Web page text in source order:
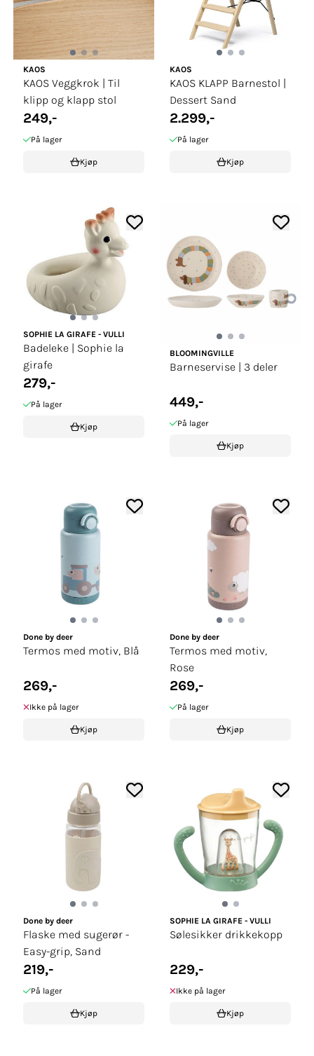
KAOS
KAOS Veggkrok | Til
klipp og klapp stol
249,-
På lager
Kjøp
KAOS
KAOS KLAPP Barnestol |
Dessert Sand
2.299,-
På lager
Kjøp
SOPHIE LA GIRAFE - VULLI
Badeleke | Sophie la
girafe
279,-
På lager
Kjøp
BLOOMINGVILLE
Barneservise | 3 deler
449,-
På lager
Kjøp
Done by deer
Termos med motiv, Blå
269,-
Ikke på lager
Kjøp
Done by deer
Termos med motiv,
Rose
269,-
På lager
Kjøp
Done by deer
Flaske med sugerør -
Easy-grip, Sand
219,-
På lager
Kjøp
SOPHIE LA GIRAFE - VULLI
Sølesikker drikkekopp
229,-
Ikke på lager
Kjøp